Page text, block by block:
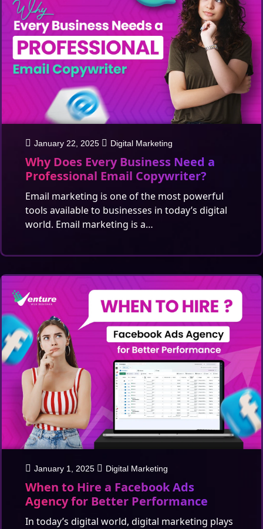
January 22, 2025 Digital Marketing
Why Does Every Business Need a
Professional Email Copywriter?
Email marketing is one of the most powerful
tools available to businesses in today’s digital
world. Email marketing is a…
January 1, 2025 Digital Marketing
When to Hire a Facebook Ads
Agency for Better Performance
In today’s digital world, digital marketing plays